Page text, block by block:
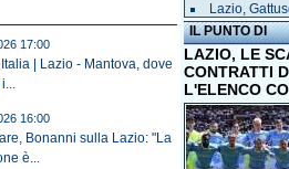
17:00
| Lazio - Mantova, dove
16:00
Bonanni sulla Lazio: "La
è...
Lazio,
IL PUNTO DI
LAZIO, LE
CONTRATTI
L'ELENCO